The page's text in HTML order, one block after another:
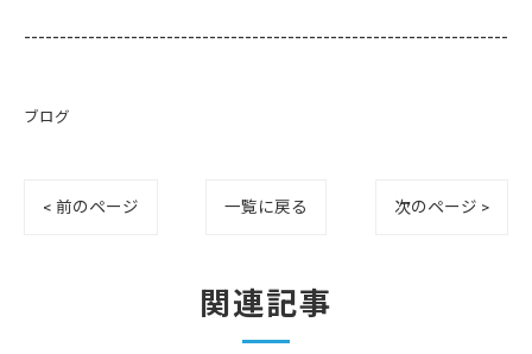
--------------------------------------------------------------------
ブログ
< 前のページ 一覧に戻る 次のページ >
関連記事